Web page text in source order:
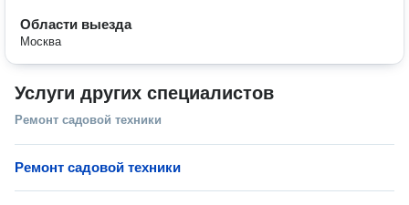
Области выезда
Москва
Услуги других специалистов
Ремонт садовой техники
Ремонт садовой техники